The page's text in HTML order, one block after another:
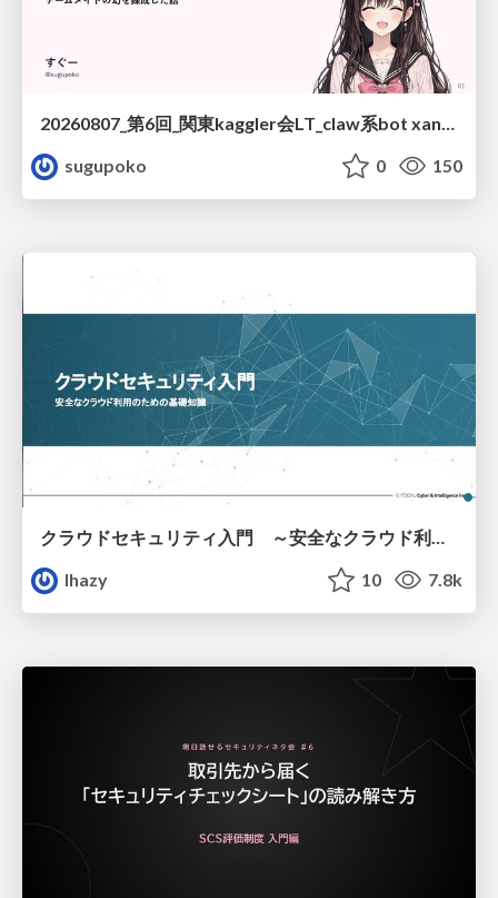
sugupoko
0 150
クラウドセキュリティ入門 ～安全なクラウド利用のための基礎知識～
lhazy
10 7.8k